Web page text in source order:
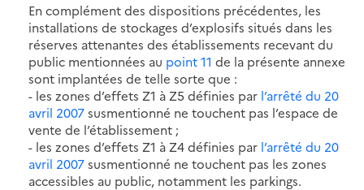
En complément des dispositions précédentes, les
installations de stockages d’explosifs situés dans les
réserves attenantes des établissements recevant du
public mentionnées au point 11 de la présente annexe
sont implantées de telle sorte que :
- les zones d’effets Z1 à Z5 définies par l’arrêté du 20
avril 2007susmentionné ne touchent pas l’espace de
vente de l’établissement ;
- les zones d’effets Z1 à Z4 définies par l’arrêté du 20
avril 2007susmentionné ne touchent pas les zones
accessibles au public, notamment les parkings.